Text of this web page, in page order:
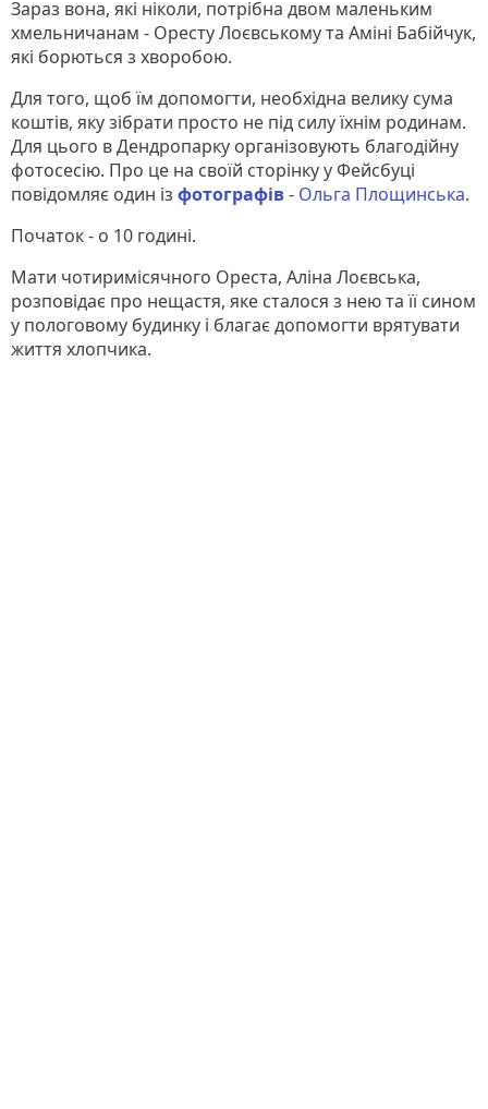
Зараз вона, які ніколи, потрібна двом маленьким
хмельничанам - Оресту Лоєвському та Аміні Бабійчук,
які борються з хворобою.
Для того, щоб їм допомогти, необхідна велику сума
коштів, яку зібрати просто не під силу їхнім родинам.
Для цього в Дендропарку організовують благодійну
фотосесію. Про це на своїй сторінку у Фейсбуці
повідомляє один із фотографів- Ольга Площинська.
Початок - о 10 годині.
Мати чотиримісячного Ореста, Аліна Лоєвська,
розповідає про нещастя, яке сталося з нею та її сином
у пологовому будинку і благає допомогти врятувати
життя хлопчика.